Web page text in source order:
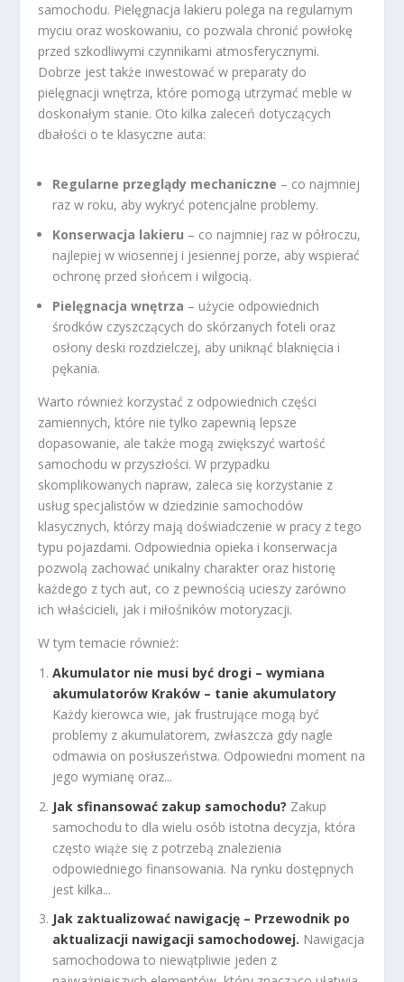
samochodu. Pielęgnacja lakieru polega na regularnym
myciu oraz woskowaniu, co pozwala chronić powłokę
przed szkodliwymi czynnikami atmosferycznymi.
Dobrze jest także inwestować w preparaty do
pielęgnacji wnętrza, które pomogą utrzymać meble w
doskonałym stanie. Oto kilka zaleceń dotyczących
dbałości o te klasyczne auta:
Regularne przeglądy mechaniczne – co najmniej
raz w roku, aby wykryć potencjalne problemy.
Konserwacja lakieru – co najmniej raz w półroczu,
najlepiej w wiosennej i jesiennej porze, aby wspierać
ochronę przed słońcem i wilgocią.
Pielęgnacja wnętrza – użycie odpowiednich
środków czyszczących do skórzanych foteli oraz
osłony deski rozdzielczej, aby uniknąć blaknięcia i
pękania.
Warto również korzystać z odpowiednich części
zamiennych, które nie tylko zapewnią lepsze
dopasowanie, ale także mogą zwiększyć wartość
samochodu w przyszłości. W przypadku
skomplikowanych napraw, zaleca się korzystanie z
usług specjalistów w dziedzinie samochodów
klasycznych, którzy mają doświadczenie w pracy z tego
typu pojazdami. Odpowiednia opieka i konserwacja
pozwolą zachować unikalny charakter oraz historię
każdego z tych aut, co z pewnością ucieszy zarówno
ich właścicieli, jak i miłośników motoryzacji.
W tym temacie również:
Akumulator nie musi być drogi – wymiana
akumulatorów Kraków – tanie akumulatory
Każdy kierowca wie, jak frustrujące mogą być
problemy z akumulatorem, zwłaszcza gdy nagle
odmawia on posłuszeństwa. Odpowiedni moment na
jego wymianę oraz...
Jak sfinansować zakup samochodu? Zakup
samochodu to dla wielu osób istotna decyzja, która
często wiąże się z potrzebą znalezienia
odpowiedniego finansowania. Na rynku dostępnych
jest kilka...
Jak zaktualizować nawigację – Przewodnik po
aktualizacji nawigacji samochodowej. Nawigacja
samochodowa to niewątpliwie jeden z